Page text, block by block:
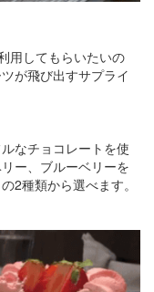
用してもらいたいの
が飛び出すサプライ
なチョコレートを使
ー、ブルーベリーを
2種類から選べます。